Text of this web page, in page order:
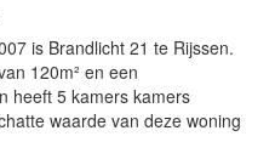
is Brandlicht 21 te Rijssen.
120m² en een
heeft 5 kamers kamers
waarde van deze woning